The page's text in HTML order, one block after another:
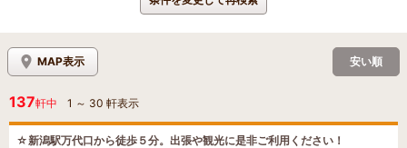
MAP表示 安い順
137軒中 1 ～ 30 軒表示
☆新潟駅万代口から徒歩５分。出張や観光に是非ご利用ください！